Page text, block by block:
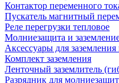
Контактор переменного
Пускатель магнитный
Реле перегрузки тепловое
Молниезащита и
Аксессуары для
Комплект заземления
Ленточный заземлитель
Разрядник для